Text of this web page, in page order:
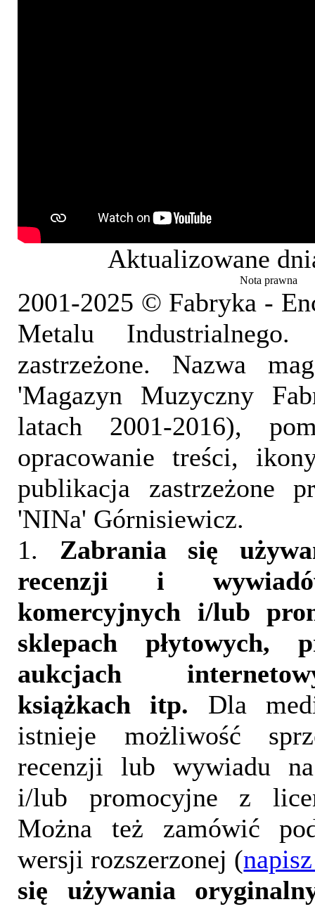
Aktualizowane
Nota prawna
2001-2025 © Fabryka -
Metalu
zastrzeżone. Nazwa
'Magazyn Muzyczny
latach 2001-2016),
opracowanie treści,
publikacja zastrzeżone
'NINa' Górnisiewicz.
1. Zabrania się
recenzji i
komercyjnych i/lub
sklepach płytowych,
aukcjach
książkach itp. Dla
istnieje możliwość
recenzji lub wywiadu
i/lub promocyjne z
Można też zamówić
wersji rozszerzonej (
się używania